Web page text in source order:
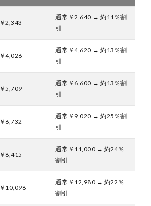
￥2,343
通常￥2,640 → 約11％割
引
￥4,026
通常￥4,620 → 約13％割
引
￥5,709
通常￥6,600 → 約13％割
引
￥6,732
通常￥9,020 → 約25％割
引
￥8,415
通常￥11,000 → 約24％
割引
￥10,098
通常￥12,980 → 約22％
割引